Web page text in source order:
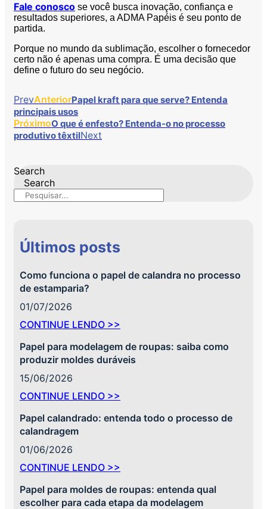
Fale conosco se você busca inovação, confiança e
resultados superiores, a ADMA Papéis é seu ponto de
partida.
Porque no mundo da sublimação, escolher o fornecedor
certo não é apenas uma compra. É uma decisão que
define o futuro do seu negócio.
PrevAnteriorPapel kraft para que serve? Entenda
principais usos
PróximoO que é enfesto? Entenda-o no processo
produtivo têxtilNext
Search
Search
Últimos posts
Como funciona o papel de calandra no processo
de estamparia?
01/07/2026
CONTINUE LENDO >>
Papel para modelagem de roupas: saiba como
produzir moldes duráveis
15/06/2026
CONTINUE LENDO >>
Papel calandrado: entenda todo o processo de
calandragem
01/06/2026
CONTINUE LENDO >>
Papel para moldes de roupas: entenda qual
escolher para cada etapa da modelagem